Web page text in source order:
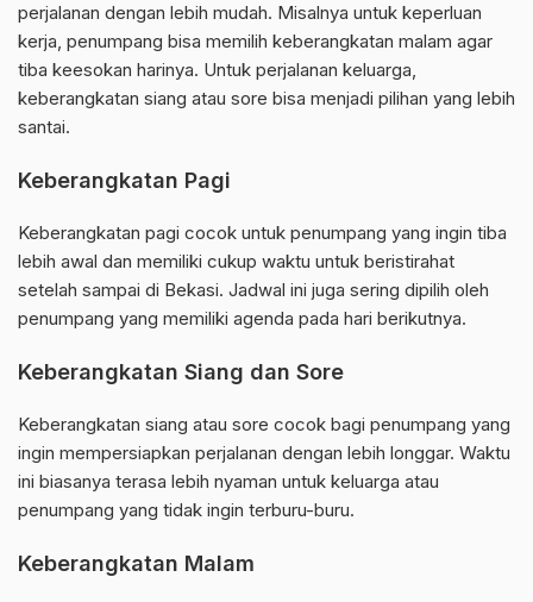
perjalanan dengan lebih mudah. Misalnya untuk keperluan
kerja, penumpang bisa memilih keberangkatan malam agar
tiba keesokan harinya. Untuk perjalanan keluarga,
keberangkatan siang atau sore bisa menjadi pilihan yang lebih
santai.
Keberangkatan Pagi
Keberangkatan pagi cocok untuk penumpang yang ingin tiba
lebih awal dan memiliki cukup waktu untuk beristirahat
setelah sampai di Bekasi. Jadwal ini juga sering dipilih oleh
penumpang yang memiliki agenda pada hari berikutnya.
Keberangkatan Siang dan Sore
Keberangkatan siang atau sore cocok bagi penumpang yang
ingin mempersiapkan perjalanan dengan lebih longgar. Waktu
ini biasanya terasa lebih nyaman untuk keluarga atau
penumpang yang tidak ingin terburu-buru.
Keberangkatan Malam